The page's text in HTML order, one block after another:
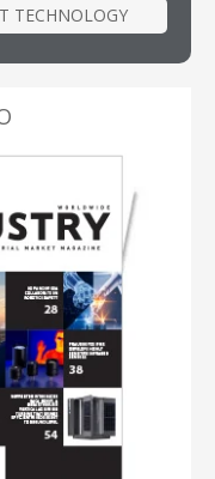
TECHNOLOGY